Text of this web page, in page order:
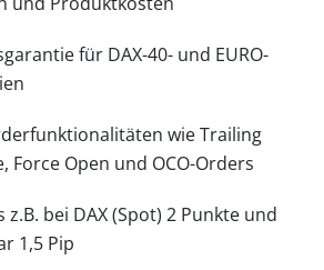
für DAX-40- und EURO-
wie Trailing
Force Open und OCO-Orders
z.B. bei DAX (Spot) 2 Punkte und
1,5 Pip